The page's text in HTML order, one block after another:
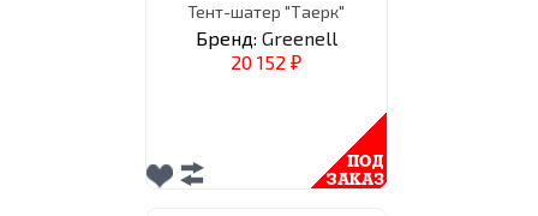
Тент-шатер "Таерк"
Бренд: Greenell
20 152 ₽